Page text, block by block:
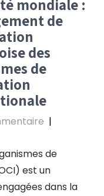
mondiale :
de
des
de
|
de
est un
dans la